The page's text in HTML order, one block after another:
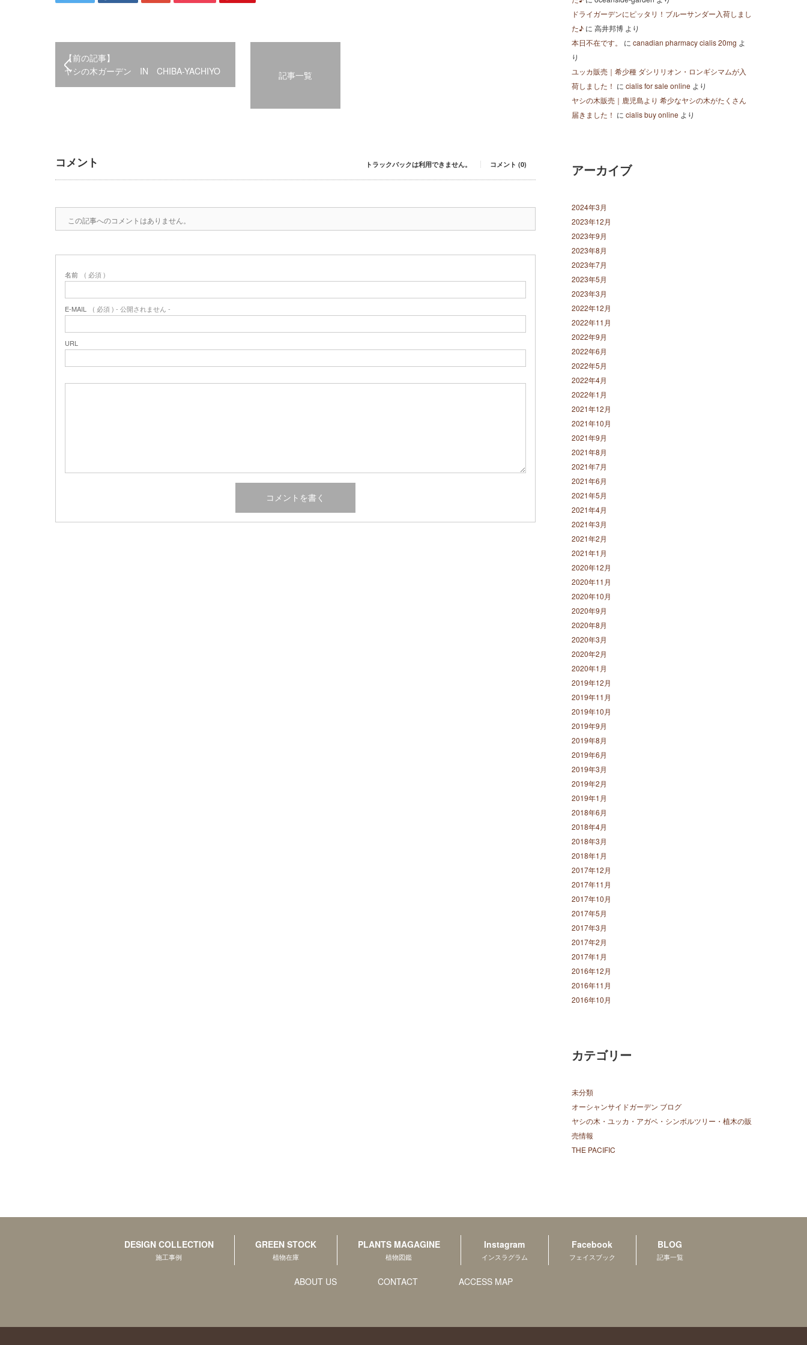
【前の記事】
ヤシの木ガーデン IN CHIBA-YACHIYO
記事一覧
コメント トラックバックは利用できません。 コメント (0)
この記事へのコメントはありません。
名前 ( 必須 )
E-MAIL ( 必須 ) - 公開されません -
URL
ドライガーデンにピッタリ！ブルーサンダー入荷しまし
た♪ に 高井邦博 より
本日不在です。
に canadian pharmacy cialis 20mg よ
り
ユッカ販売｜希少種 ダシリリオン・ロンギシマムが入
荷しました！ に cialis for sale online より
ヤシの木販売｜鹿児島より 希少なヤシの木がたくさん
届きました！ に cialis buy online より
アーカイブ
2024年3月
2023年12月
2023年9月
2023年8月
2023年7月
2023年5月
2023年3月
2022年12月
2022年11月
2022年9月
2022年6月
2022年5月
2022年4月
2022年1月
2021年12月
2021年10月
2021年9月
2021年8月
2021年7月
2021年6月
2021年5月
2021年4月
2021年3月
2021年2月
2021年1月
2020年12月
2020年11月
2020年10月
2020年9月
2020年8月
2020年3月
2020年2月
2020年1月
2019年12月
2019年11月
2019年10月
2019年9月
2019年8月
2019年6月
2019年3月
2019年2月
2019年1月
2018年6月
2018年4月
2018年3月
2018年1月
2017年12月
2017年11月
2017年10月
2017年5月
2017年3月
2017年2月
2017年1月
2016年12月
2016年11月
2016年10月
カテゴリー
未分類
オーシャンサイドガーデン ブログ
ヤシの木・ユッカ・アガベ・シンボルツリー・植木の販
売情報
THE PACIFIC
DESIGN COLLECTION
施工事例
GREEN STOCK
植物在庫
PLANTS MAGAGINE
植物図鑑
Instagram
インスラグラム
Facebook
フェイスブック
BLOG
記事一覧
ABOUT US CONTACT ACCESS MAP